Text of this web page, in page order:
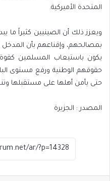
المتحدة الأميركية.
ويعزز ذلك أن الصينيين كثيراً ما
بمصالحهم، وإقناعهم بأن المدخل
يكون باستيعاب المسلمين كقوة
حقوقهم الوطنية ورفع مستوى
حتى يأمن أهلها على مستقبلها
المصدر : الجزيرة